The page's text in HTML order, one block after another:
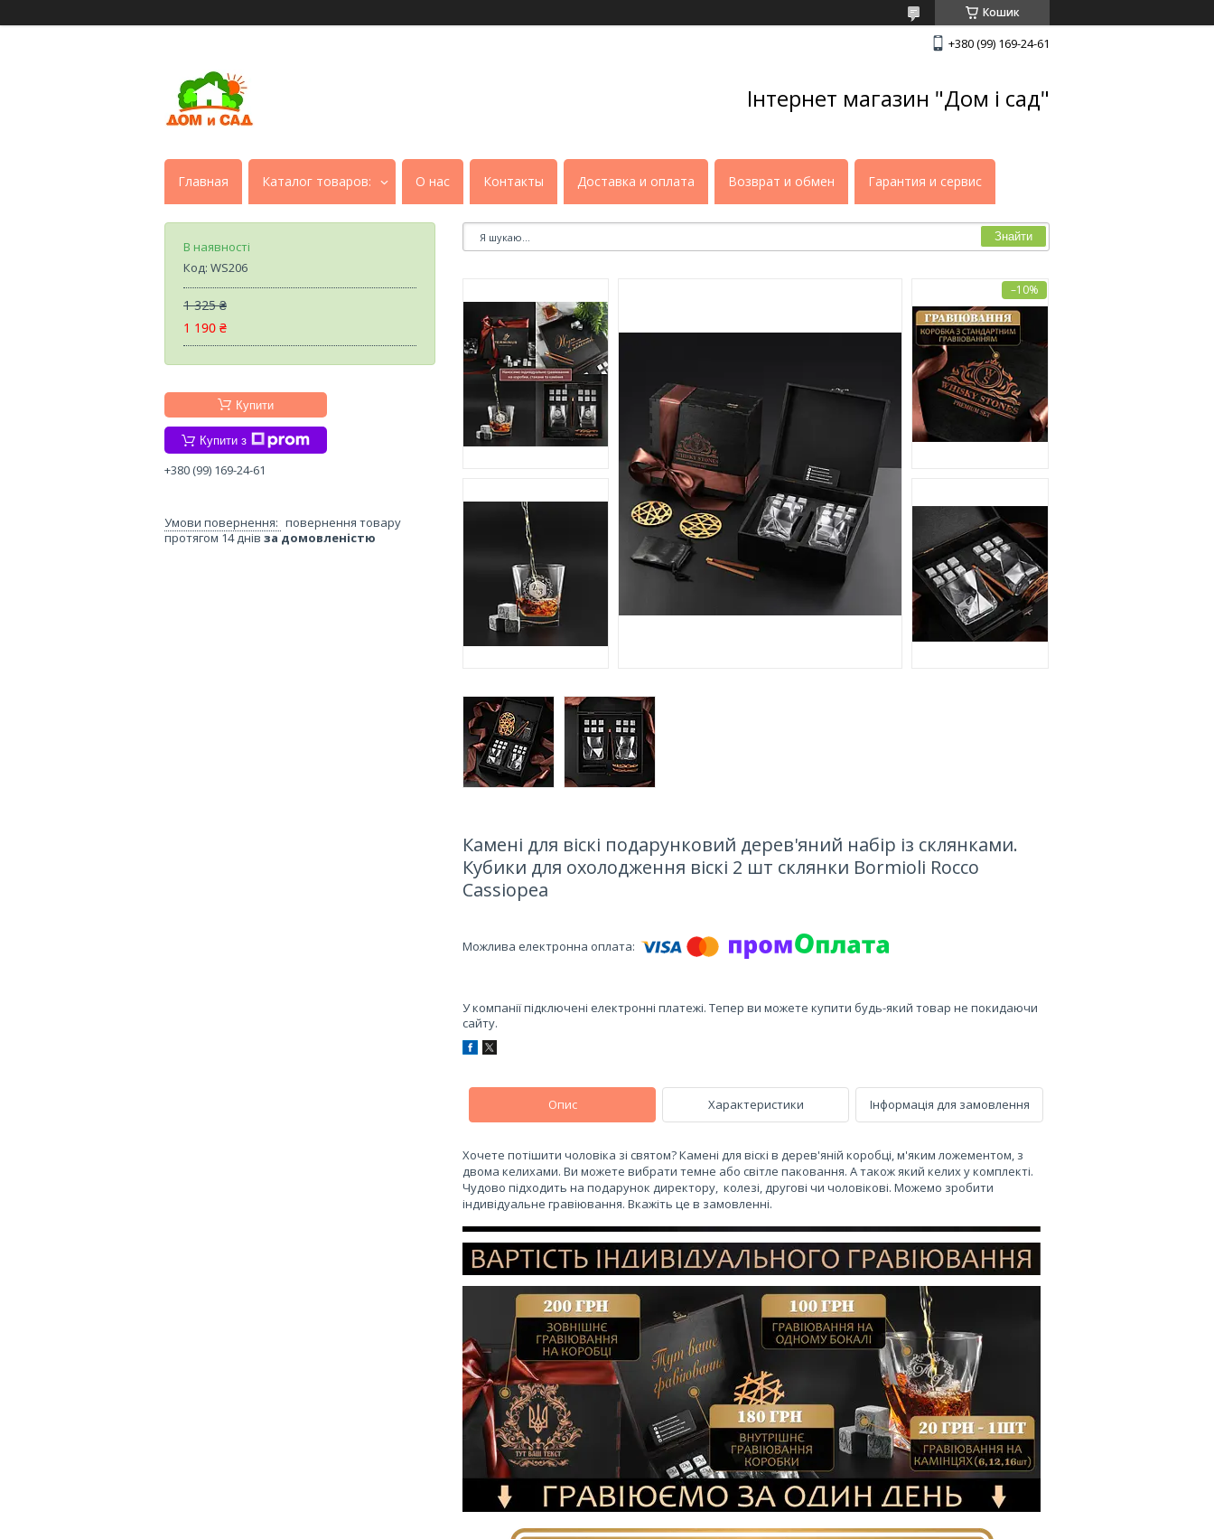
Кошик
+380 (99) 169-24-61
Інтернет магазин "Дом і сад"
Главная Каталог товаров: О нас Контакты Доставка и оплата Возврат и обмен Гарантия и сервис
Знайти
–10%
Камені для віскі подарунковий дерев'яний набір із склянками.
Кубики для охолодження віскі 2 шт склянки Bormioli Rocco
Cassiopea
У компанії підключені електронні платежі. Тепер ви можете купити будь-який товар не покидаючи
сайту.
Опис Характеристики Інформація для замовлення
Хочете потішити чоловіка зі святом? Камені для віскі в дерев'яній коробці, м'яким ложементом, з
двома келихами. Ви можете вибрати темне або світле паковання. А також який келих у комплекті.
Чудово підходить на подарунок директору, колезі, другові чи чоловікові. Можемо зробити
індивідуальне гравіювання. Вкажіть це в замовленні.
В наявності
Код: WS206
1 325 ₴
1 190 ₴
Купити
Купити з
+380 (99) 169-24-61
повернення товару
протягом 14 днів за домовленістю